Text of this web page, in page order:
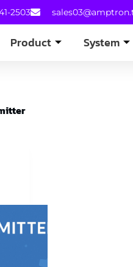
2503
Product System